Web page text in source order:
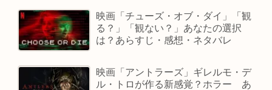
映画「チューズ・オブ・ダイ」「観
る？」「観ない？」あなたの選択
は？あらすじ・感想・ネタバレ
映画「アントラーズ」ギレルモ・デ
ル・トロが作る新感覚？ホラー あ